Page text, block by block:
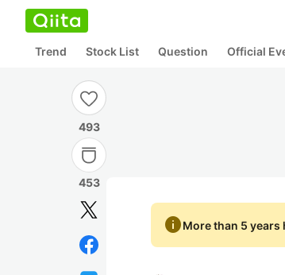
Trend Stock List Question Official
493
453
infoMore than 5 years